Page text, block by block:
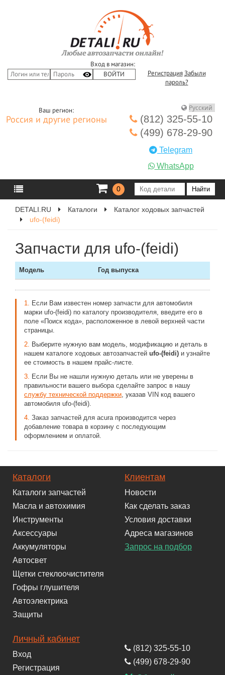
Вход в магазин:
Регистрация Забыли
пароль?
Ваш регион:
Россия и другие регионы
(812) 325-55-10
(499) 678-29-90
Telegram
WhatsApp
0
DETALI.RU Каталоги
Каталог ходовых запчастей
ufo-(feidi)
Запчасти для ufo-(feidi)
Модель Год выпуска
1. Если Вам известен номер запчасти для автомобиля
марки ufo-(feidi) по каталогу производителя, введите его в
поле «Поиск кода», расположенное в левой верхней части
страницы.
2. Выберите нужную вам модель, модификацию и деталь в
нашем каталоге ходовых автозапчастей ufo-(feidi) и узнайте
ее стоимость в нашем прайс-листе.
3. Если Вы не нашли нужную деталь или не уверены в
правильности вашего выбора сделайте запрос в нашу
службу технической поддержки, указав VIN код вашего
автомобиля ufo-(feidi).
4. Заказ запчастей для acura производится через
добавление товара в корзину с последующим
оформлением и оплатой.
Каталоги
Каталоги запчастей
Масла и автохимия
Инструменты
Аксессуары
Аккумуляторы
Автосвет
Щетки стеклоочистителя
Гофры глушителя
Автоэлектрика
Защиты
Клиентам
Новости
Как сделать заказ
Условия доставки
Адреса магазинов
Запрос на подбор
Личный кабинет
Вход
Регистрация
(812) 325-55-10
(499) 678-29-90